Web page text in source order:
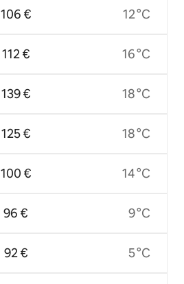
106 €
112 €
139 €
125 €
100 €
96 €
92 €
12 °C
16 °C
18 °C
18 °C
14 °C
9 °C
5 °C